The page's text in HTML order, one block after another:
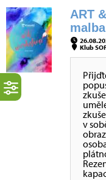
ART
Klub
v